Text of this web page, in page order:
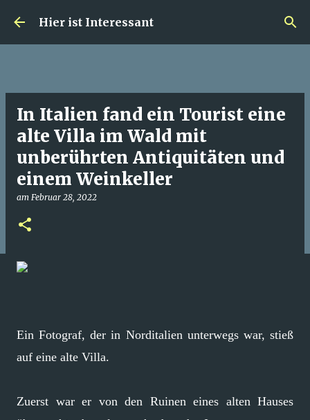
Direkt zum Hauptbereich
Hier ist Interessant
In Italien fand ein Tourist eine
alte Villa im Wald mit
unberührten Antiquitäten und
einem Weinkeller
am Februar 28, 2022
Ein Fotograf, der in Norditalien unterwegs war, stieß
auf eine alte Villa.
Zuerst war er von den Ruinen eines alten Hauses